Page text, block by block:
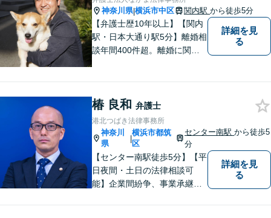
神奈川県|横浜市中区 関内駅 から徒歩5分
【弁護士歴10年以上】【関内
駅・日本大通り駅5分】離婚相
談年間400件超。離婚に関す
解決策をご提案します。【初
回相談無料】【夜間・休日相
談可能】【オンライン面談可
能】
詳細を見
る
椿 良和 弁護士
港北つばき法律事務所
神奈川
県
|
横浜市都筑
区
センター南駅から徒歩5
分
【センター南駅徒歩5分】【平
日夜間・土日の法律相談可
能】企業間紛争、事業承継・
詳細を見
る